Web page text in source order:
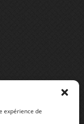
expérience de